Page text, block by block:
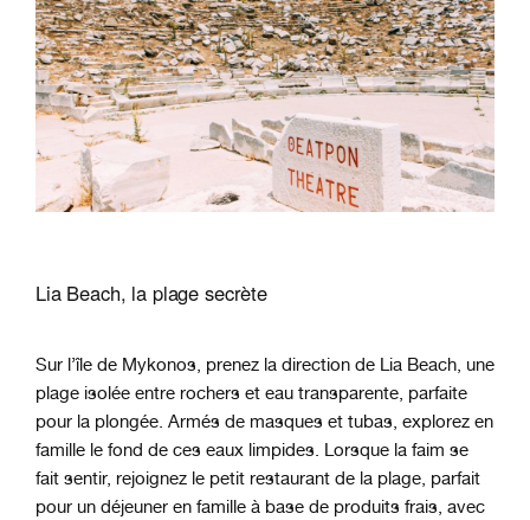
Lia Beach, la plage secrète
Sur l’île de Mykonos, prenez la direction de Lia Beach, une
plage isolée entre rochers et eau transparente, parfaite
pour la plongée. Armés de masques et tubas, explorez en
famille le fond de ces eaux limpides. Lorsque la faim se
fait sentir, rejoignez le petit restaurant de la plage, parfait
pour un déjeuner en famille à base de produits frais, avec